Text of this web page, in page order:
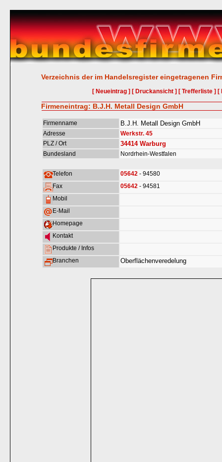
Verzeichnis der im Handelsregister eingetragenen
[ Neueintrag ] [ Druckansicht ] [ Trefferliste ] [
Firmeneintrag: B.J.H. Metall Design GmbH
Firmenname B.J.H. Metall Design GmbH
Adresse
Werkstr. 45
PLZ / Ort
34414 Warburg
Bundesland Nordrhein-Westfalen
Telefon 05642 - 94580
Fax
05642 - 94581
Mobil
E-Mail
Homepage
Kontakt
Produkte / Infos
Branchen
Oberflächenveredelung